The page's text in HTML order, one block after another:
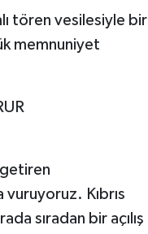
tören vesilesiyle bir
memnuniyet
Kıbrıs
sıradan bir açılış